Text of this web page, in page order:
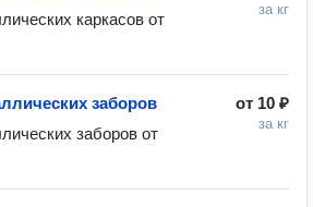
за кг
каркасов от
от 10 ₽
за кг
заборов
заборов от